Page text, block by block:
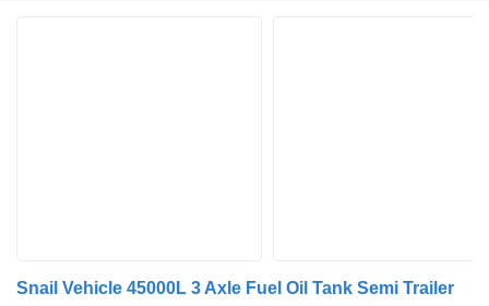
Snail Vehicle 45000L 3 Axle Fuel Oil Tank Semi Trailer